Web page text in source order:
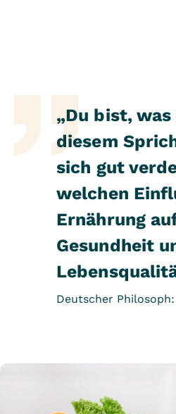
„Du bist,
diesem
sich gut
welchen
Ernährung
Gesundheit
Deutscher